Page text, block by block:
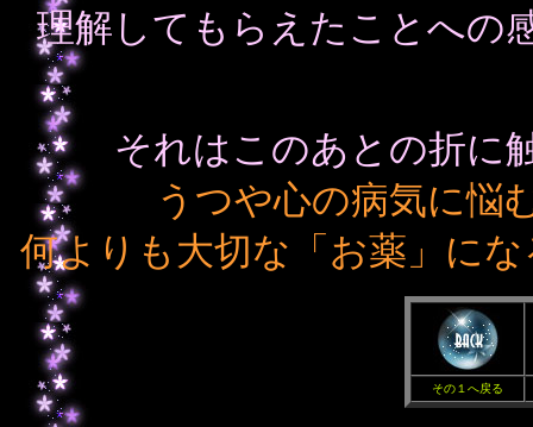
理解してもらえたことへの
それはこのあとの折に
うつや心の病気に悩
何よりも大切な「お薬」に
その１へ戻る